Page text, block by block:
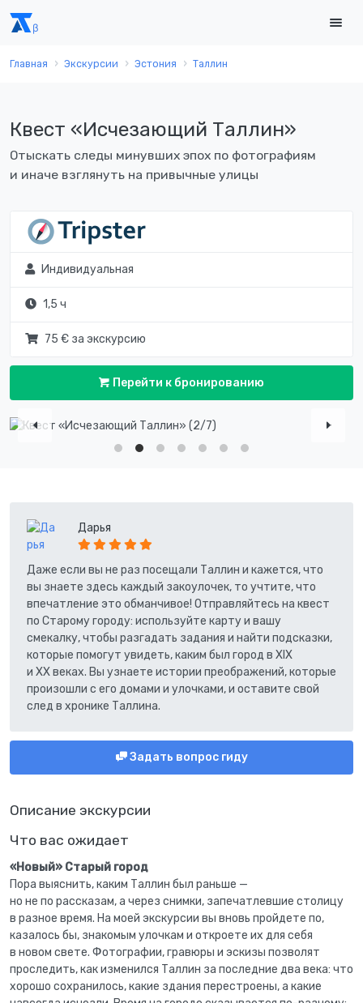
Главная Экскурсии Эстония Таллин
Квест «Исчезающий Таллин»
Отыскать следы минувших эпох по фотографиям
и иначе взглянуть на привычные улицы
Индивидуальная
1,5 ч
75 € за экскурсию
Перейти к бронированию
Описание экскурсии
Что вас ожидает
«Новый» Старый город
Пора выяснить, каким Таллин был раньше —
но не по рассказам, а через снимки, запечатлевшие столицу
в разное время. На моей экскурсии вы вновь пройдете по,
казалось бы, знакомым улочкам и откроете их для себя
в новом свете. Фотографии, гравюры и эскизы позволят
проследить, как изменился Таллин за последние два века: что
хорошо сохранилось, какие здания перестроены, а какие
Дарья
Даже если вы не раз посещали Таллин и кажется, что
вы знаете здесь каждый закоулочек, то учтите, что
впечатление это обманчивое! Отправляйтесь на квест
по Старому городу: используйте карту и вашу
смекалку, чтобы разгадать задания и найти подсказки,
которые помогут увидеть, каким был город в XIX
и XX веках. Вы узнаете истории преображений, которые
произошли с его домами и улочками, и оставите свой
след в хронике Таллина.
Задать вопрос гиду